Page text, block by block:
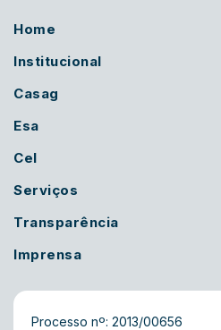
Home
Institucional
Casag
Esa
Cel
Serviços
Transparência
Imprensa
Processo nº: 2013/00656